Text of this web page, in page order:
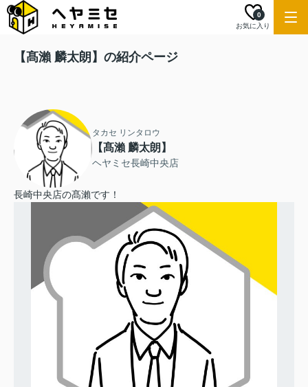
お気に入り
0
【髙瀨 麟太朗】の紹介ページ
タカセ リンタロウ
【髙瀨 麟太朗】
ヘヤミセ長崎中央店
長崎中央店の髙瀨です！